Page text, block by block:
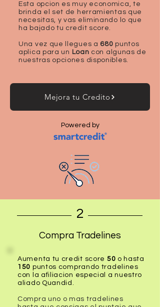
Esta opcion es muy economica, te
brinda el set de herramientas que
necesitas, y vas eliminando lo que
ha bajado tu credit score.
Una vez que llegues a 680 puntos
aplica para un Loan con algunas de
nuestras opciones disponibles.
Mejora tu Credito
Powered by
2
Compra Tradelines
Aumenta tu credit score 50 o hasta
150 puntos comprando tradelines
con la afiliacion especial a nuestro
aliado Quandid.
Compra uno o mas tradelines